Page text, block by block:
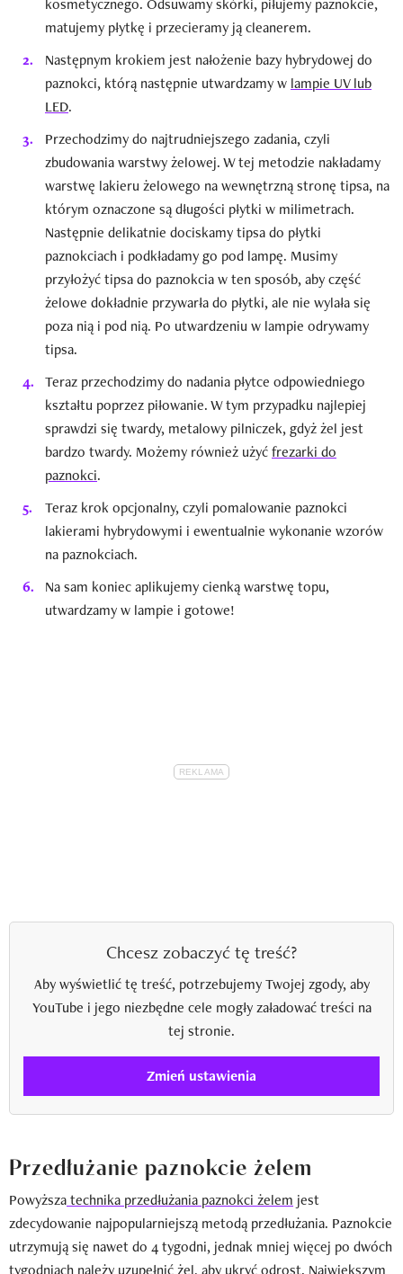
matujemy płytkę i przecieramy ją cleanerem.
Następnym krokiem jest nałożenie bazy hybrydowej do
paznokci, którą następnie utwardzamy w lampie UV lub
LED.
Przechodzimy do najtrudniejszego zadania, czyli
zbudowania warstwy żelowej. W tej metodzie nakładamy
warstwę lakieru żelowego na wewnętrzną stronę tipsa, na
którym oznaczone są długości płytki w milimetrach.
Następnie delikatnie dociskamy tipsa do płytki
paznokciach i podkładamy go pod lampę. Musimy
przyłożyć tipsa do paznokcia w ten sposób, aby część
żelowe dokładnie przywarła do płytki, ale nie wylała się
poza nią i pod nią. Po utwardzeniu w lampie odrywamy
tipsa.
Teraz przechodzimy do nadania płytce odpowiedniego
kształtu poprzez piłowanie. W tym przypadku najlepiej
sprawdzi się twardy, metalowy pilniczek, gdyż żel jest
bardzo twardy. Możemy również użyćfrezarki do
paznokci.
Teraz krok opcjonalny, czyli pomalowanie paznokci
lakierami hybrydowymi i ewentualnie wykonanie wzorów
na paznokciach.
Na sam koniec aplikujemy cienką warstwę topu,
utwardzamy w lampie i gotowe!
Chcesz zobaczyć tę treść?
Aby wyświetlić tę treść, potrzebujemy Twojej zgody, aby
YouTube i jego niezbędne cele mogły załadować treści na
tej stronie.
Zmień ustawienia
Przedłużanie paznokcie żelem
Powyższatechnika przedłużania paznokci żelem jest
zdecydowanie najpopularniejszą metodą przedłużania. Paznokcie
utrzymują się nawet do 4 tygodni, jednak mniej więcej po dwóch
tygodniach należy uzupełnić żel, aby ukryć odrost. Największym